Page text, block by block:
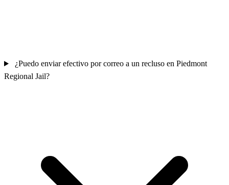
¿Puedo enviar efectivo por correo a un recluso en Piedmont
Regional Jail?